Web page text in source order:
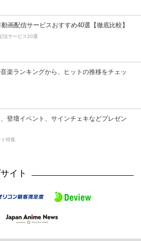
画配信サービスおすすめ40選【徹底比較】
信サービス20選
楽ランキングから、ヒットの推移をチェッ
登壇イベント、サインチェキなどプレゼン
ト特集
イト